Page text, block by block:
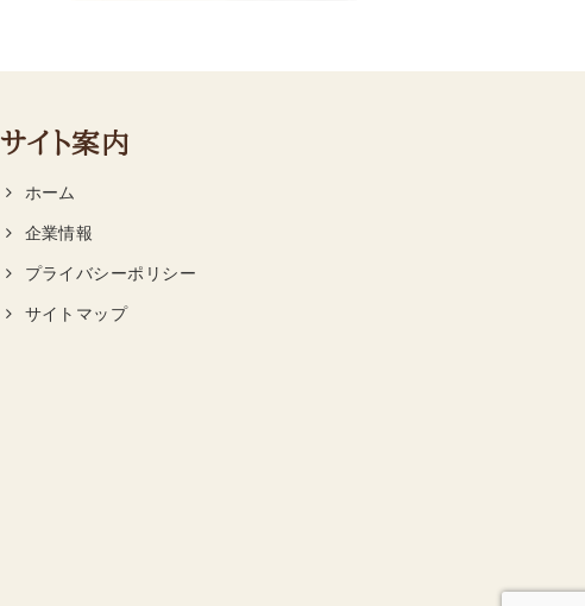
サイト案内
ホーム
企業情報
プライバシーポリシー
サイトマップ